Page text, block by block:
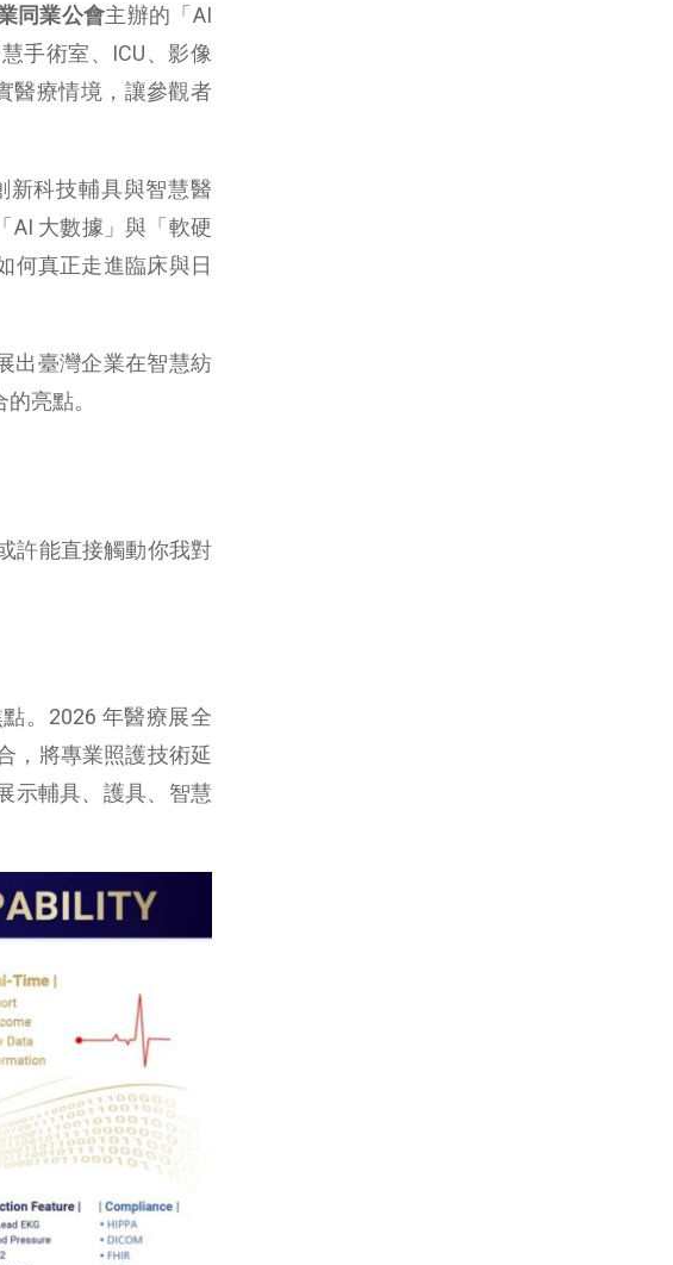
同業公會主辦的「AI
手術室、ICU、影像
醫療情境，讓參觀者
新科技輔具與智慧醫
AI 大數據」與「軟硬
何真正走進臨床與日
出臺灣企業在智慧紡
亮點。
許能直接觸動你我對
。2026 年醫療展全
，將專業照護技術延
示輔具、護具、智慧